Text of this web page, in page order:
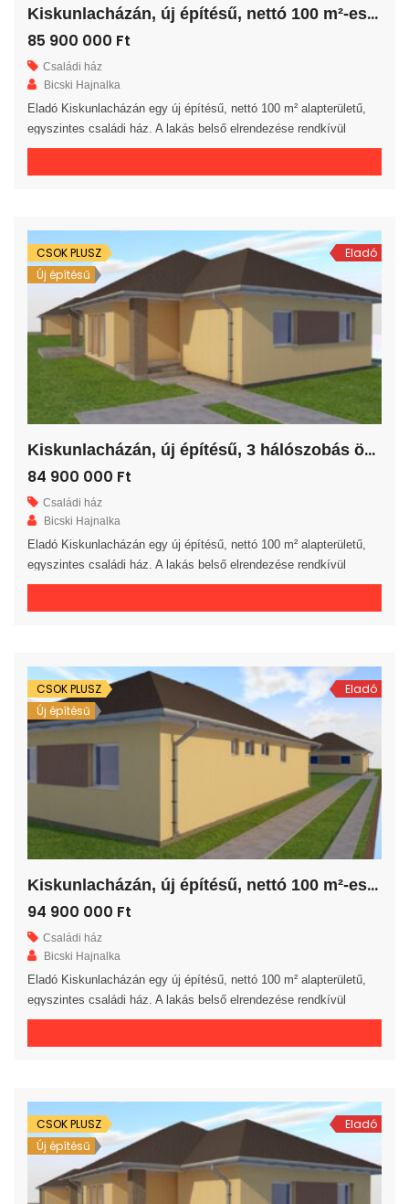
K
iskunlacházán, új építésű, nettó 100 m²-es családi ház!
85 900 000 Ft
Családi ház
Bicski Hajnalka
Eladó Kiskunlacházán egy új építésű, nettó 100 m² alapterületű,
egyszintes családi ház. A lakás belső elrendezése rendkívül
praktikus és kényelmes 3 hálószoba, gardrób, fürdőszoba, külön
ingatlan 30-as […]
CSOK PLUSZ
Új építésű
Eladó
K
iskunlacházán, új építésű, 3 hálószobás önálló családi ház!
84 900 000 Ft
Családi ház
Bicski Hajnalka
Eladó Kiskunlacházán egy új építésű, nettó 100 m² alapterületű,
egyszintes családi ház. A lakás belső elrendezése rendkívül
praktikus és kényelmes 3 hálószoba, gardrób, fürdőszoba, külön
téglából, […]
CSOK PLUSZ
Új építésű
Eladó
K
iskunlacházán, új építésű, nettó 100 m²-es családi ház!
94 900 000 Ft
Családi ház
Bicski Hajnalka
Eladó Kiskunlacházán egy új építésű, nettó 100 m² alapterületű,
egyszintes családi ház. A lakás belső elrendezése rendkívül
praktikus és kényelmes 3 hálószoba, gardrób, fürdőszoba, külön
ingatlan 30-as […]
CSOK PLUSZ
Új építésű
Eladó